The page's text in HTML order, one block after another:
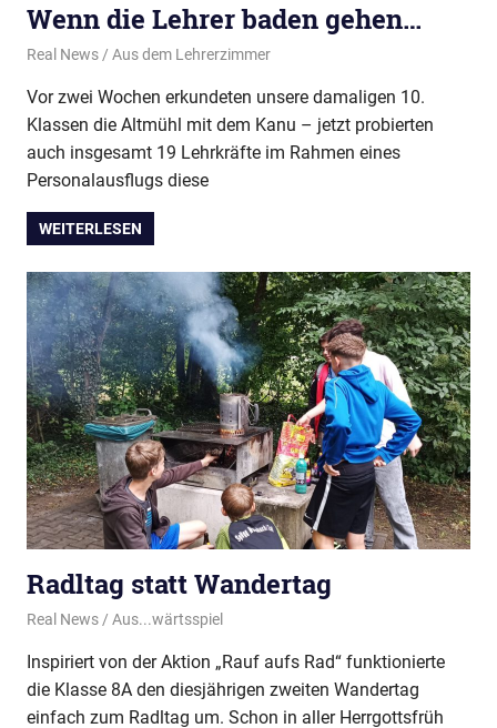
Wenn die Lehrer baden gehen…
31. Juli 2026
Real News Aus dem Lehrerzimmer
Vor zwei Wochen erkundeten unsere damaligen 10.
Klassen die Altmühl mit dem Kanu – jetzt probierten
auch insgesamt 19 Lehrkräfte im Rahmen eines
Personalausflugs diese
WEITERLESEN
Radltag statt Wandertag
30. Juli 2026
Real News Aus...wärtsspiel
Inspiriert von der Aktion „Rauf aufs Rad“ funktionierte
die Klasse 8A den diesjährigen zweiten Wandertag
einfach zum Radltag um. Schon in aller Herrgottsfrüh